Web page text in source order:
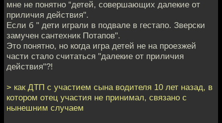
мне не понятно “детей, совершающих далекие от
приличия действия".
Если б " дети играли в подвале в гестапо. Зверски
замучен сантехник Потапов".
Это понятно, но когда игра детей не на проезжей
части стало считаться "далекие от приличия
действия"?!
> как ДТП с участием сына водителя 10 лет назад, в
котором отец участия не принимал, связано с
нынешним случаем